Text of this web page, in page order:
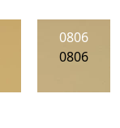
0806
0806